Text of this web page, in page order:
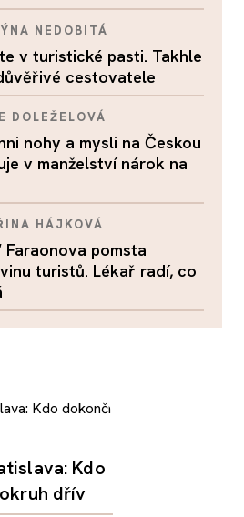
NEDOBITÁ
v turistické pasti. Takhle
cestovatele
DOLEŽELOVÁ
nohy a mysli na Českou
v manželství nárok na
HÁJKOVÁ
Faraonova pomsta
turistů. Lékař radí, co
Kdo
dřív